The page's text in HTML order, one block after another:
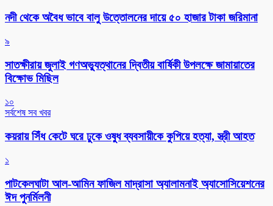
নদী থেকে অবৈধ ভাবে বালু উত্তোলনের দায়ে ৫০ হাজার টাকা জরিমানা
৯
সাতক্ষীরায় জুলাই গণঅভ্যুত্থানের দ্বিতীয় বার্ষিকী উপলক্ষে জামায়াতের
বিক্ষোভ মিছিল
১০
সর্বশেষ সব খবর
কয়রায় সিঁধ কেটে ঘরে ঢুকে ওষুধ ব্যবসায়ীকে কুপিয়ে হত্যা, স্ত্রী আহত
১
পাটকেলঘাটা আল-আমিন ফাজিল মাদ্রাসা অ্যালামনাই অ্যাসোসিয়েশনের
ঈদ পুনর্মিলনী